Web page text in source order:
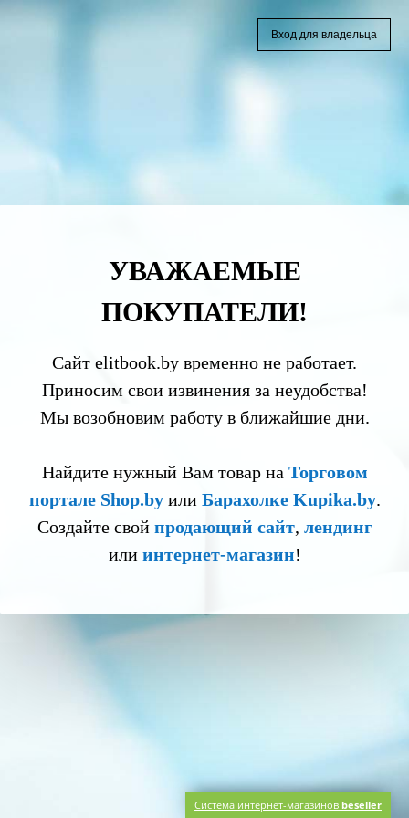
УВАЖАЕМЫЕ
ПОКУПАТЕЛИ!
Сайт elitbook.by временно не работает.
Приносим свои извинения за неудобства!
Мы возобновим работу в ближайшие дни.
Найдите нужный Вам товар на Торговом
портале Shop.byили Барахолке Kupika.by.
Создайте свой продающий сайт, лендинг
или интернет-магазин!
Вход для владельца
Система интернет-магазинов beseller